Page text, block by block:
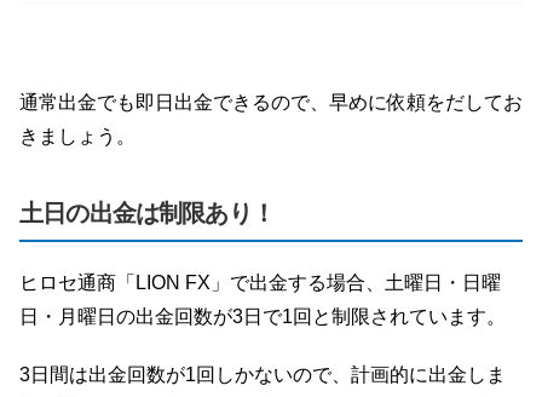
通常出金でも即日出金できるので、早めに依頼をだしてお
きましょう。
土日の出金は制限あり！
ヒロセ通商「LION FX」で出金する場合、土曜日・日曜
日・月曜日の出金回数が3日で1回と制限されています。
3日間は出金回数が1回しかないので、計画的に出金しま